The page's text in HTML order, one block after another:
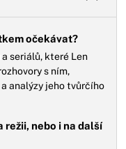
očekávat?
seriálů, které Len
s ním,
analýzy jeho tvůrčího
režii, nebo i na další